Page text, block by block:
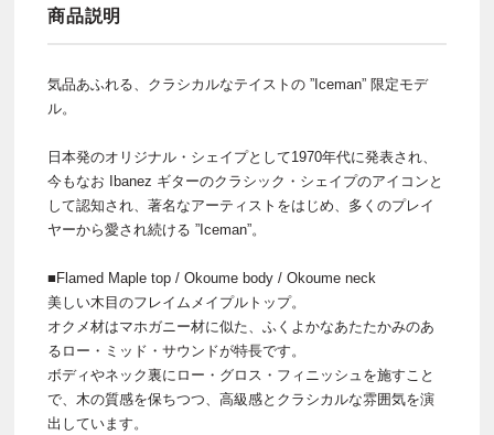
商品説明
気品あふれる、クラシカルなテイストの ”Iceman” 限定モデ
ル。
日本発のオリジナル・シェイプとして1970年代に発表され、
今もなお Ibanez ギターのクラシック・シェイプのアイコンと
して認知され、著名なアーティストをはじめ、多くのプレイ
ヤーから愛され続ける ”Iceman”。
■Flamed Maple top / Okoume body / Okoume neck
美しい木目のフレイムメイプルトップ。
オクメ材はマホガニー材に似た、ふくよかなあたたかみのあ
るロー・ミッド・サウンドが特長です。
ボディやネック裏にロー・グロス・フィニッシュを施すこと
で、木の質感を保ちつつ、高級感とクラシカルな雰囲気を演
出しています。